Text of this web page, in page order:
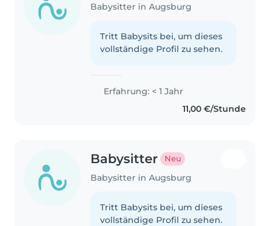
Babysitter in Augsburg
Tritt Babysits bei, um dieses
vollständige Profil zu sehen.
Erfahrung: < 1 Jahr
11,00 €/Stunde
Babysitter Neu
Babysitter in Augsburg
Tritt Babysits bei, um dieses
vollständige Profil zu sehen.